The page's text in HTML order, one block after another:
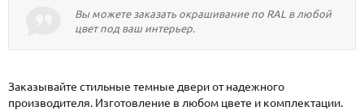
Вы можете заказать окрашивание по RAL в любой
цвет под ваш интерьер.
Заказывайте стильные темные двери от надежного
производителя. Изготовление в любом цвете и комплектации.